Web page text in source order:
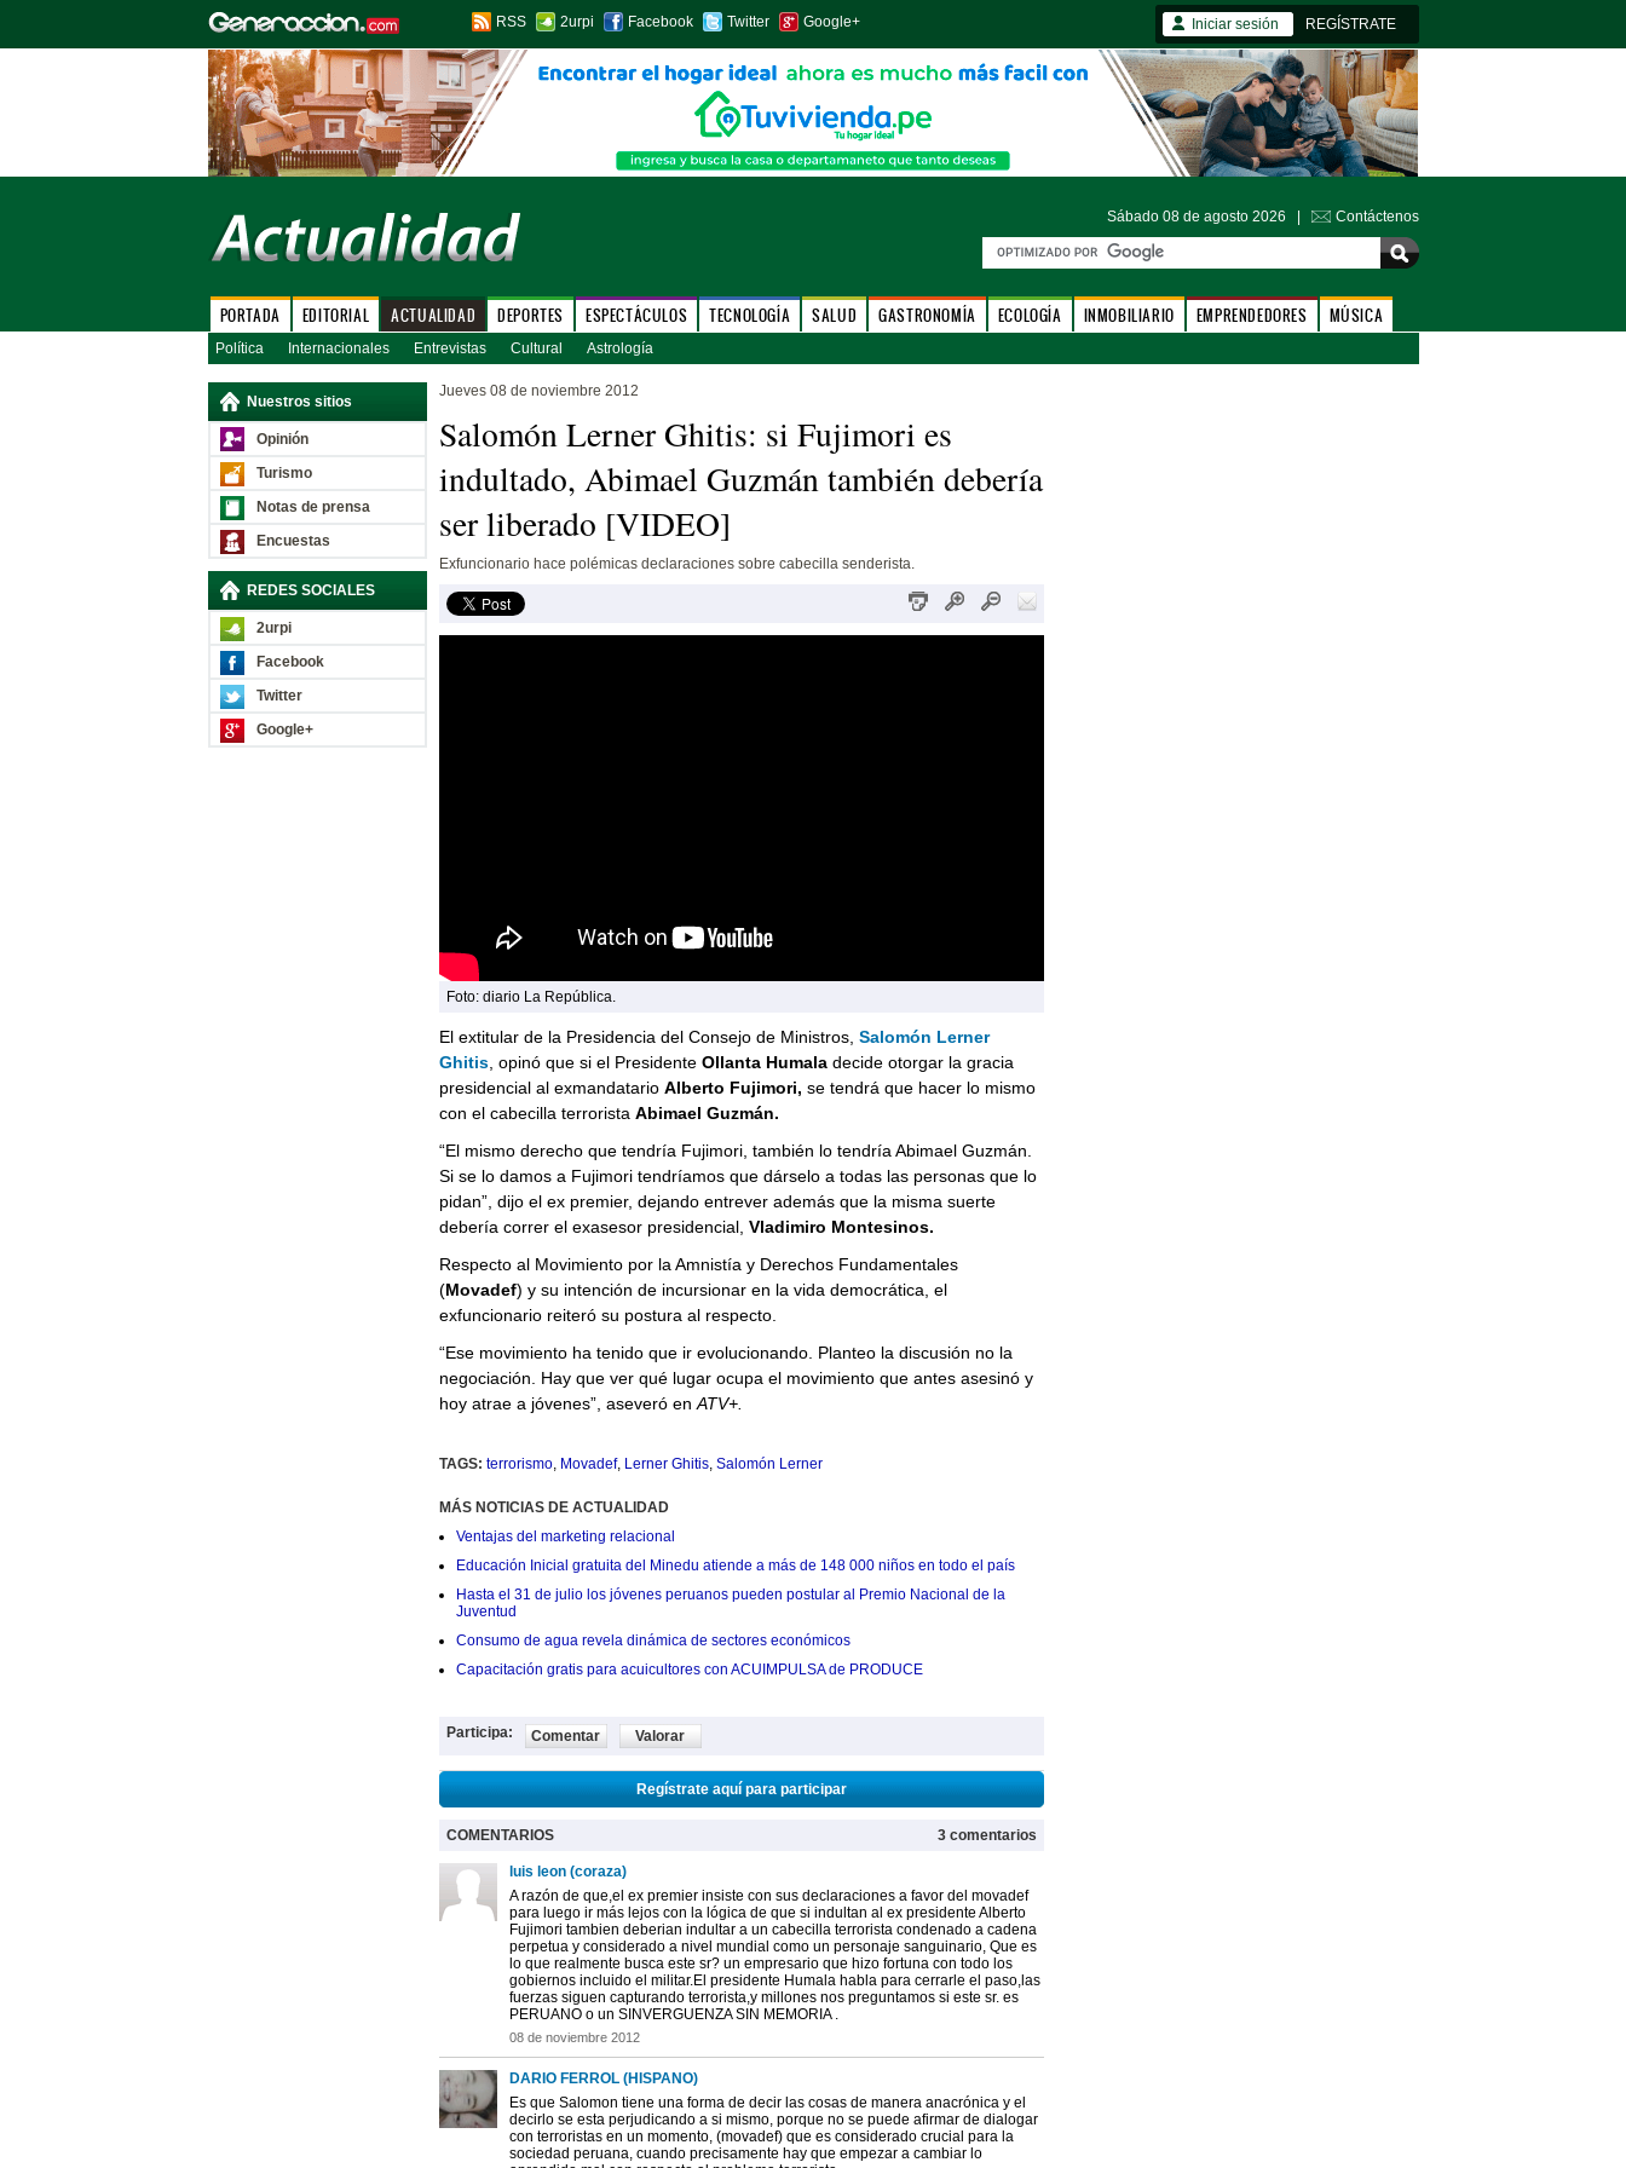
RSS 2urpi Facebook Twitter Google+ Iniciar sesión REGÍSTRATE
Sábado 08 de agosto 2026 | Contáctenos
PORTADA EDITORIAL ACTUALIDAD DEPORTES ESPECTÁCULOS TECNOLOGÍA SALUD GASTRONOMÍA ECOLOGÍA INMOBILIARIO EMPRENDEDORES MÚSICA
Política Internacionales Entrevistas Cultural Astrología
Nuestros sitios
Opinión
Turismo
Notas de prensa
Encuestas
REDES SOCIALES
2urpi
Facebook
Twitter
Google+
Jueves 08 de noviembre 2012
Salomón Lerner Ghitis: si Fujimori es
indultado, Abimael Guzmán también debería
ser liberado [VIDEO]
Exfuncionario hace polémicas declaraciones sobre cabecilla senderista.
Foto: diario La República.
El extitular de la Presidencia del Consejo de Ministros, Salomón Lerner
Ghitis, opinó que si el Presidente Ollanta Humaladecide otorgar la gracia
presidencial al exmandatario Alberto Fujimori, se tendrá que hacer lo mismo
con el cabecilla terrorista Abimael Guzmán.
“El mismo derecho que tendría Fujimori, también lo tendría Abimael Guzmán.
Si se lo damos a Fujimori tendríamos que dárselo a todas las personas que lo
pidan”, dijo el ex premier, dejando entrever además que la misma suerte
debería correr el exasesor presidencial, Vladimiro Montesinos.
Respecto al Movimiento por la Amnistía y Derechos Fundamentales
(Movadef) y su intención de incursionar en la vida democrática, el
exfuncionario reiteró su postura al respecto.
“Ese movimiento ha tenido que ir evolucionando. Planteo la discusión no la
negociación. Hay que ver qué lugar ocupa el movimiento que antes asesinó y
hoy atrae a jóvenes”, aseveró en ATV+.
TAGS: terrorismo, Movadef, Lerner Ghitis, Salomón Lerner
MÁS NOTICIAS DE ACTUALIDAD
Ventajas del marketing relacional
Educación Inicial gratuita del Minedu atiende a más de 148 000 niños en todo el país
Hasta el 31 de julio los jóvenes peruanos pueden postular al Premio Nacional de la
Juventud
Consumo de agua revela dinámica de sectores económicos
Capacitación gratis para acuicultores con ACUIMPULSA de PRODUCE
Participa: Comentar Valorar
Regístrate aquí para participar
COMENTARIOS 3 comentarios
luis leon (coraza)
A razón de que,el ex premier insiste con sus declaraciones a favor del movadef
para luego ir más lejos con la lógica de que si indultan al ex presidente Alberto
Fujimori tambien deberian indultar a un cabecilla terrorista condenado a cadena
perpetua y considerado a nivel mundial como un personaje sanguinario, Que es
lo que realmente busca este sr? un empresario que hizo fortuna con todo los
gobiernos incluido el militar.El presidente Humala habla para cerrarle el paso,las
fuerzas siguen capturando terrorista,y millones nos preguntamos si este sr. es
PERUANO o un SINVERGUENZA SIN MEMORIA .
08 de noviembre 2012
DARIO FERROL (HISPANO)
Es que Salomon tiene una forma de decir las cosas de manera anacrónica y el
decirlo se esta perjudicando a si mismo, porque no se puede afirmar de dialogar
con terroristas en un momento, (movadef) que es considerado crucial para la
sociedad peruana, cuando precisamente hay que empezar a cambiar lo